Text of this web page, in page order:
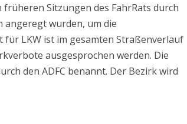
Sitzungen des FahrRats durch
angeregt wurden, um die
für LKW ist im gesamten Straßenverlauf
ausgesprochen werden. Die
den ADFC benannt. Der Bezirk wird